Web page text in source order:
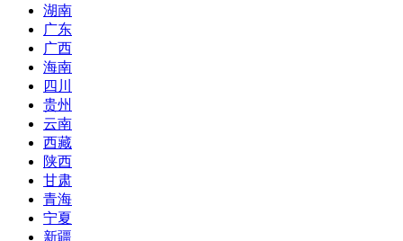
湖南
广东
广西
海南
四川
贵州
云南
西藏
陕西
甘肃
青海
宁夏
新疆